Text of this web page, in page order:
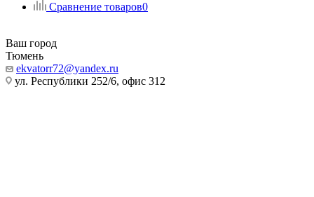
Сравнение товаров0
Ваш город
Тюмень
ekvatorr72@yandex.ru
ул. Республики 252/6, офис 312